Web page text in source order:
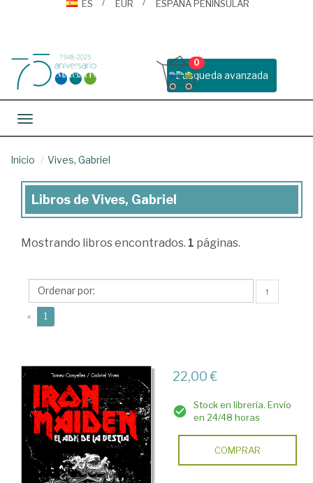
ES
EUR ESPAÑA PENINSULAR
Busqueda avanzada
0
Toggle navigation
Inicio Vives, Gabriel
Libros
Vives,
Libros de Vives, Gabriel
Mostrando libros encontrados. 1 páginas.
↑
« 1
22,00 €
Stock en librería. Envío
en 24/48 horas
COMPRAR